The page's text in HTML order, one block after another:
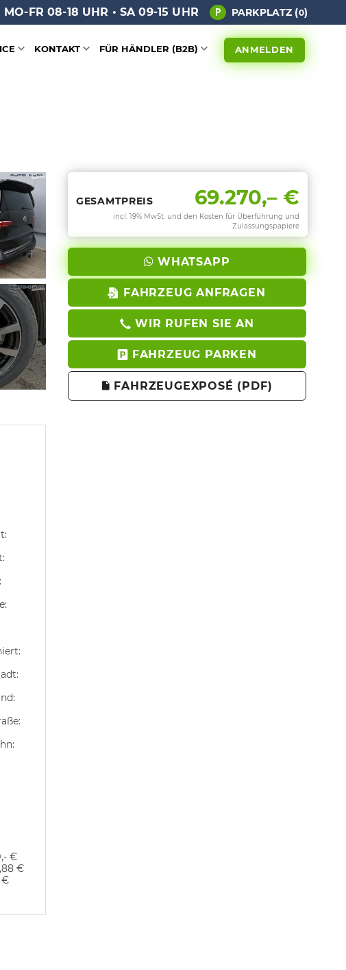
MO-FR 08-18 UHR • SA 09-15 UHR PARKPLATZ (0)
KONTAKT FÜR HÄNDLER (B2B) ANMELDEN
GESAMTPREIS 69.270,– €
incl. 19% MwSt. und den Kosten für Überführung und
Zulassungspapiere
WHATSAPP
FAHRZEUG ANFRAGEN
WIR RUFEN SIE AN
FAHRZEUG PARKEN
FAHRZEUGEXPOSÉ (PDF)
€
€
€